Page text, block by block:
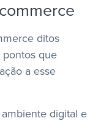
ditos
pontos que
a esse
digital e